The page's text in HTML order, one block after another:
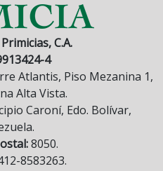
C.A.
4
Atlantis, Piso Mezanina 1,
Alta Vista.
Caroní, Edo. Bolívar,
8050.
8583263.